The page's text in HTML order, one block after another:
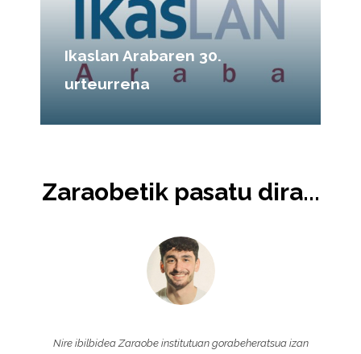
Ikaslan Arabaren 30.
urteurrena
Zaraobetik pasatu dira...
Nire ibilbidea Zaraobe institutuan gorabeheratsua izan